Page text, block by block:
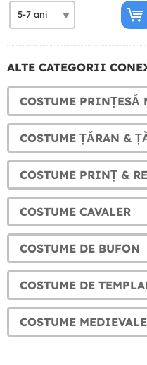
ALTE CATEGORII
COSTUME
COSTUME ȚĂRAN &
COSTUME PRINȚ &
COSTUME CAVALER
COSTUME DE BUFON
COSTUME DE
COSTUME MEDIEVALE